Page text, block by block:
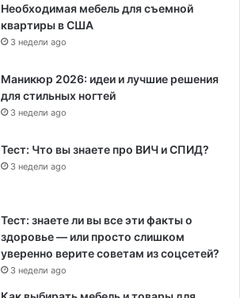
Необходимая мебель для съемной
квартиры в США
3 недели ago
Маникюр 2026: идеи и лучшие решения
для стильных ногтей
3 недели ago
Тест: Что вы знаете про ВИЧ и СПИД?
3 недели ago
Тест: знаете ли вы все эти факты о
здоровье — или просто слишком
уверенно верите советам из соцсетей?
3 недели ago